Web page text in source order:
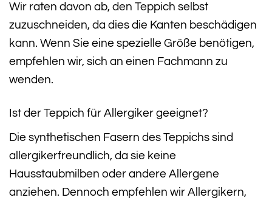
Wir raten davon ab, den Teppich selbst
zuzuschneiden, da dies die Kanten beschädigen
kann. Wenn Sie eine spezielle Größe benötigen,
empfehlen wir, sich an einen Fachmann zu
wenden.
Ist der Teppich für Allergiker geeignet?
Die synthetischen Fasern des Teppichs sind
allergikerfreundlich, da sie keine
Hausstaubmilben oder andere Allergene
anziehen. Dennoch empfehlen wir Allergikern,